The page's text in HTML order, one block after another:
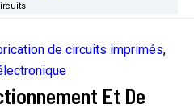
de circuits imprimés,
Et De